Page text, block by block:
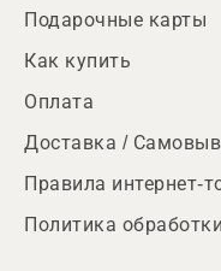
Подарочные карты
Как купить
Оплата
Доставка /
Правила интернет-
Политика